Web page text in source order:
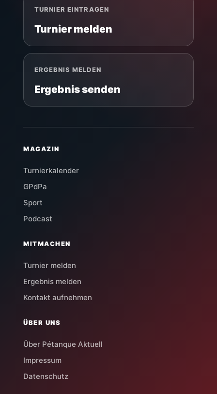
TURNIER EINTRAGEN
Turnier melden
ERGEBNIS MELDEN
Ergebnis senden
MAGAZIN
Turnierkalender
GPdPa
Sport
Podcast
MITMACHEN
Turnier melden
Ergebnis melden
Kontakt aufnehmen
ÜBER UNS
Über Pétanque Aktuell
Impressum
Datenschutz